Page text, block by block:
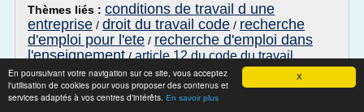
X
En poursuivant votre navigation sur ce site, vous acceptez
l'utilisation de cookies pour vous proposer des contenus et
services adaptés à vos centres d'intérêts. En savoir plus
Thèmes liés : conditions de travail d une
entreprise / droit du travail code / recherche
d'emploi pour l'ete / recherche d'emploi dans
l'enseignement/article 12 du code du travail
Comment (et pourquoi) écrire un projet de
recherche ...